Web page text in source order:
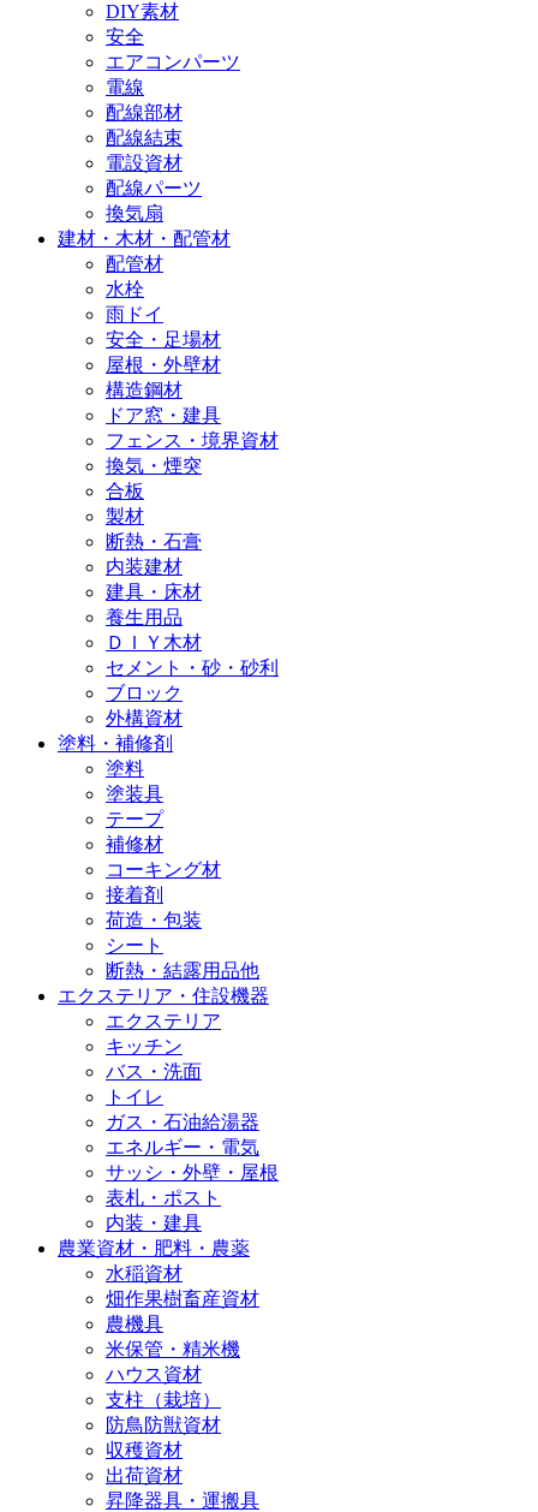
DIY素材
安全
エアコンパーツ
電線
配線部材
配線結束
電設資材
配線パーツ
換気扇
建材・木材・配管材
配管材
水栓
雨ドイ
安全・足場材
屋根・外壁材
構造鋼材
ドア窓・建具
フェンス・境界資材
換気・煙突
合板
製材
断熱・石膏
内装建材
建具・床材
養生用品
ＤＩＹ木材
セメント・砂・砂利
ブロック
外構資材
塗料・補修剤
塗料
塗装具
テープ
補修材
コーキング材
接着剤
荷造・包装
シート
断熱・結露用品他
エクステリア・住設機器
エクステリア
キッチン
バス・洗面
トイレ
ガス・石油給湯器
エネルギー・電気
サッシ・外壁・屋根
表札・ポスト
内装・建具
農業資材・肥料・農薬
水稲資材
畑作果樹畜産資材
農機具
米保管・精米機
ハウス資材
支柱（栽培）
防鳥防獣資材
収穫資材
出荷資材
昇降器具・運搬具